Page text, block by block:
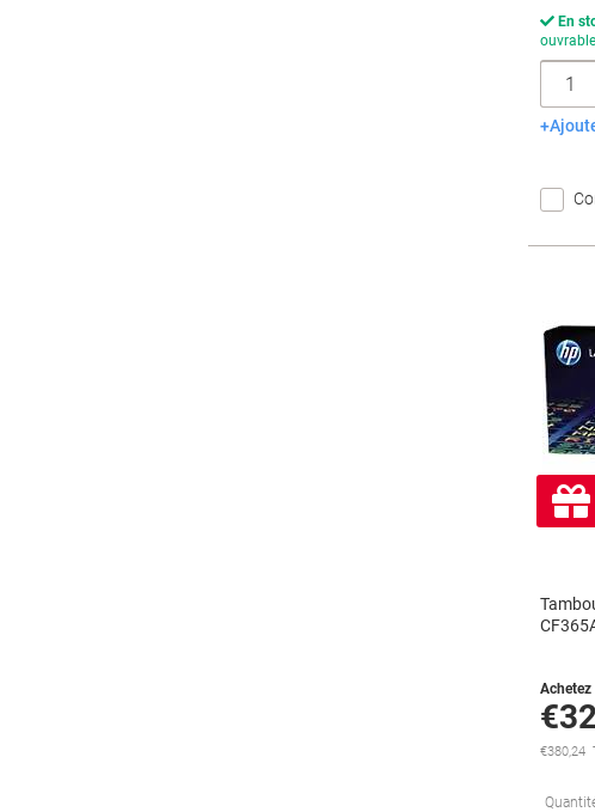
En
Achetez
€380,24